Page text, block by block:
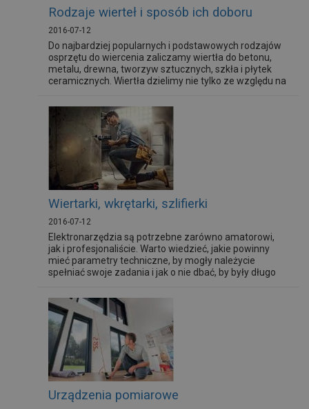
Rodzaje wierteł i sposób ich doboru
2016-07-12
Do najbardziej popularnych i podstawowych rodzajów
osprzętu do wiercenia zaliczamy wiertła do betonu,
metalu, drewna, tworzyw sztucznych, szkła i płytek
ceramicznych. Wiertła dzielimy nie tylko ze względu na
względu na rodzaj uchwytu.
Wiertarki, wkrętarki, szlifierki
2016-07-12
Elektronarzędzia są potrzebne zarówno amatorowi,
jak i profesjonaliście. Warto wiedzieć, jakie powinny
mieć parametry techniczne, by mogły należycie
spełniać swoje zadania i jak o nie dbać, by były długo
Urządzenia pomiarowe